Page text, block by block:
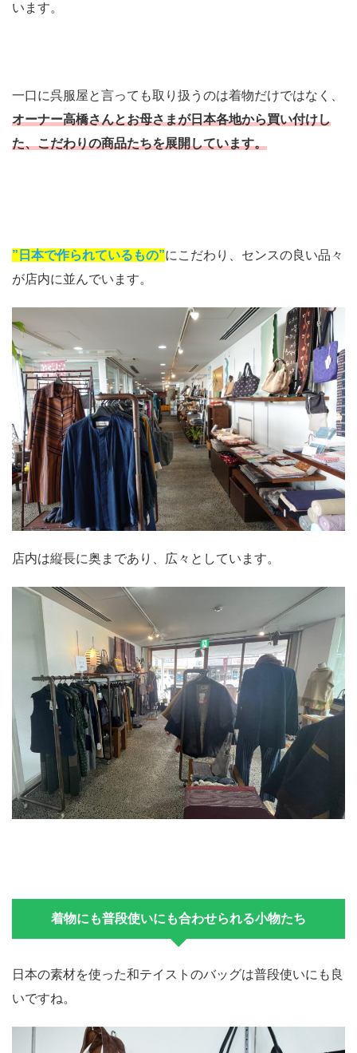
います。
一口に呉服屋と言っても取り扱うのは着物だけではなく、
オーナー高橋さんとお母さまが日本各地から買い付けし
た、こだわりの商品たちを展開しています。
”日本で作られているもの”にこだわり、センスの良い品々
が店内に並んでいます。
店内は縦長に奥まであり、広々としています。
着物にも普段使いにも合わせられる小物たち
日本の素材を使った和テイストのバッグは普段使いにも良
いですね。